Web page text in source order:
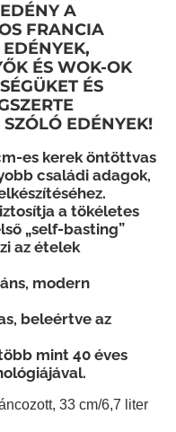
A
FRANCIA
ÉS WOK-OK
ÉS
EDÉNYEK!
es kerek öntöttvas
családi adagok,
a tökéletes
„self-basting”
az ételek
modern
beleértve az
mint 40 éves
33 cm/6,7 liter